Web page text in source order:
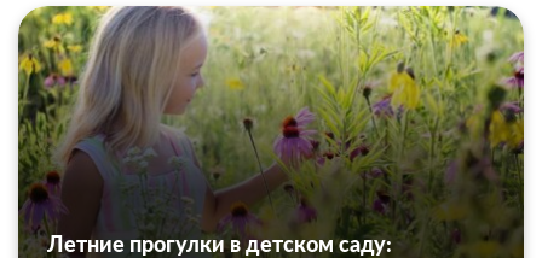
Летние прогулки в детском саду: